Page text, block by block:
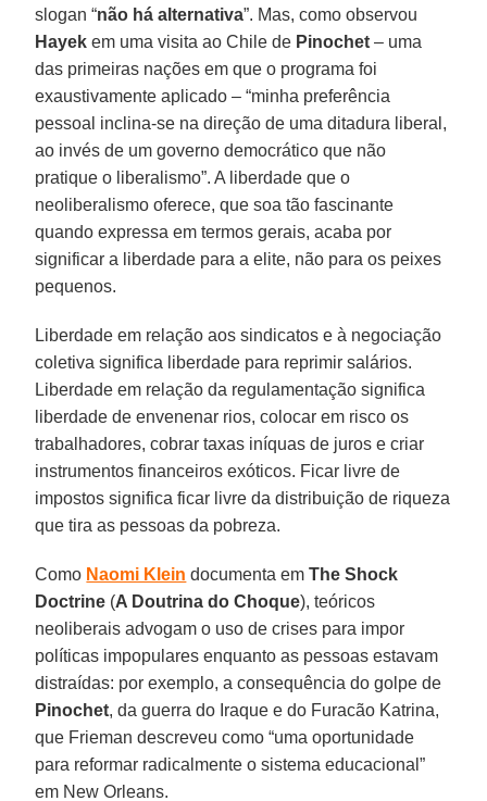
slogan “não há alternativa”. Mas, como observou
Hayek em uma visita ao Chile de Pinochet – uma
das primeiras nações em que o programa foi
exaustivamente aplicado – “minha preferência
pessoal inclina-se na direção de uma ditadura liberal,
ao invés de um governo democrático que não
pratique o liberalismo”. A liberdade que o
neoliberalismo oferece, que soa tão fascinante
quando expressa em termos gerais, acaba por
significar a liberdade para a elite, não para os peixes
pequenos.
Liberdade em relação aos sindicatos e à negociação
coletiva significa liberdade para reprimir salários.
Liberdade em relação da regulamentação significa
liberdade de envenenar rios, colocar em risco os
trabalhadores, cobrar taxas iníquas de juros e criar
instrumentos financeiros exóticos. Ficar livre de
impostos significa ficar livre da distribuição de riqueza
que tira as pessoas da pobreza.
Como Naomi Klein documenta emThe Shock
Doctrine (A Doutrina do Choque), teóricos
neoliberais advogam o uso de crises para impor
políticas impopulares enquanto as pessoas estavam
distraídas: por exemplo, a consequência do golpe de
Pinochet, da guerra do Iraque e do Furacão Katrina,
que Frieman descreveu como “uma oportunidade
para reformar radicalmente o sistema educacional”
em New Orleans.